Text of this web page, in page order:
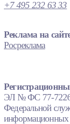
+7 495 232 63 33
Реклама на
Росреклама
ЭЛ № ФС 77-
Федеральной
информационных